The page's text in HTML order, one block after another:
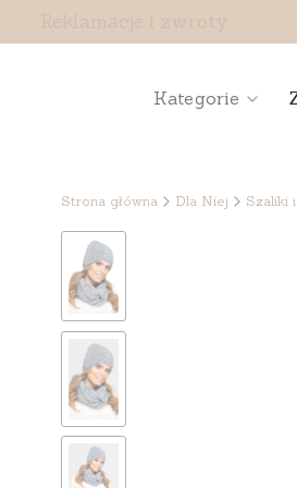
Kategorie
Strona główna Dla Niej Szaliki